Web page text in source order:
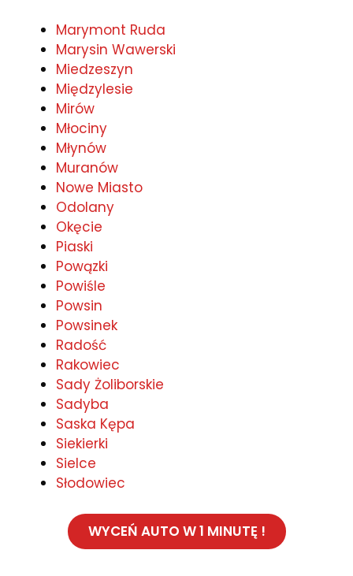
Marymont Ruda
Marysin Wawerski
Miedzeszyn
Międzylesie
Mirów
Młociny
Młynów
Muranów
Nowe Miasto
Odolany
Okęcie
Piaski
Powązki
Powiśle
Powsin
Powsinek
Radość
Rakowiec
Sady Żoliborskie
Sadyba
Saska Kępa
Siekierki
Sielce
Słodowiec
WYCEŃ AUTO W 1 MINUTĘ !